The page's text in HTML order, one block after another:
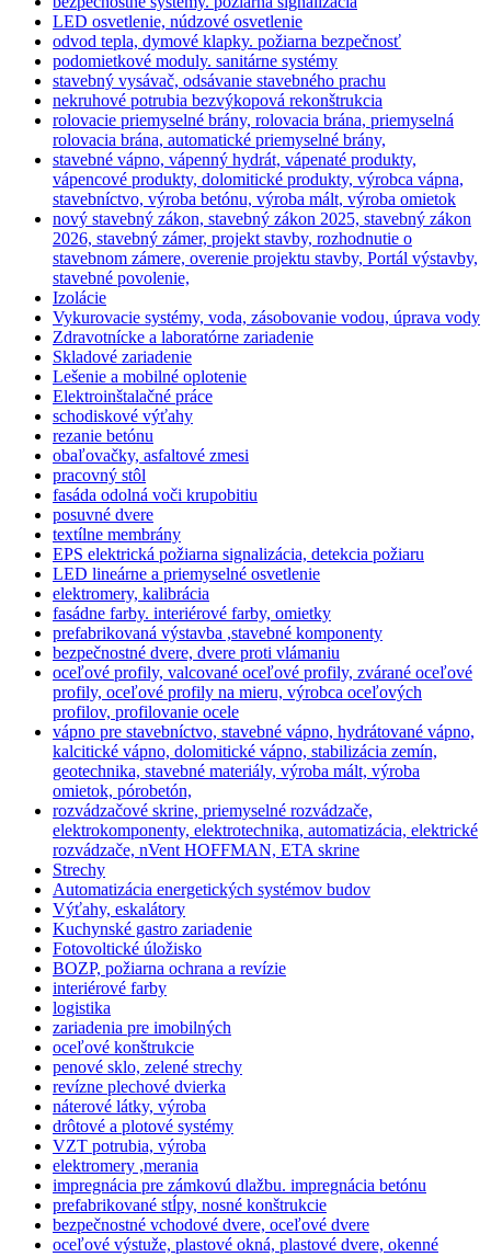
LED osvetlenie, núdzové osvetlenie
odvod tepla, dymové klapky. požiarna bezpečnosť
podomietkové moduly. sanitárne systémy
stavebný vysávač, odsávanie stavebného prachu
nekruhové potrubia bezvýkopová rekonštrukcia
rolovacie priemyselné brány, rolovacia brána, priemyselná
rolovacia brána, automatické priemyselné brány,
stavebné vápno, vápenný hydrát, vápenaté produkty,
vápencové produkty, dolomitické produkty, výrobca vápna,
stavebníctvo, výroba betónu, výroba mált, výroba omietok
nový stavebný zákon, stavebný zákon 2025, stavebný zákon
2026, stavebný zámer, projekt stavby, rozhodnutie o
stavebnom zámere, overenie projektu stavby, Portál výstavby,
stavebné povolenie,
Izolácie
Vykurovacie systémy, voda, zásobovanie vodou, úprava vody
Zdravotnícke a laboratórne zariadenie
Skladové zariadenie
Lešenie a mobilné oplotenie
Elektroinštalačné práce
schodiskové výťahy
rezanie betónu
obaľovačky, asfaltové zmesi
pracovný stôl
fasáda odolná voči krupobitiu
posuvné dvere
textílne membrány
EPS elektrická požiarna signalizácia, detekcia požiaru
LED lineárne a priemyselné osvetlenie
elektromery, kalibrácia
fasádne farby. interiérové farby, omietky
prefabrikovaná výstavba ,stavebné komponenty
bezpečnostné dvere, dvere proti vlámaniu
oceľové profily, valcované oceľové profily, zvárané oceľové
profily, oceľové profily na mieru, výrobca oceľových
profilov, profilovanie ocele
vápno pre stavebníctvo, stavebné vápno, hydrátované vápno,
kalcitické vápno, dolomitické vápno, stabilizácia zemín,
geotechnika, stavebné materiály, výroba mált, výroba
omietok, pórobetón,
rozvádzačové skrine, priemyselné rozvádzače,
elektrokomponenty, elektrotechnika, automatizácia, elektrické
rozvádzače, nVent HOFFMAN, ETA skrine
Strechy
Automatizácia energetických systémov budov
Výťahy, eskalátory
Kuchynské gastro zariadenie
Fotovoltické úložisko
BOZP, požiarna ochrana a revízie
interiérové farby
logistika
zariadenia pre imobilných
oceľové konštrukcie
penové sklo, zelené strechy
revízne plechové dvierka
náterové látky, výroba
drôtové a plotové systémy
VZT potrubia, výroba
elektromery ,merania
impregnácia pre zámkovú dlažbu. impregnácia betónu
prefabrikované stĺpy, nosné konštrukcie
bezpečnostné vchodové dvere, oceľové dvere
oceľové výstuže, plastové okná, plastové dvere, okenné